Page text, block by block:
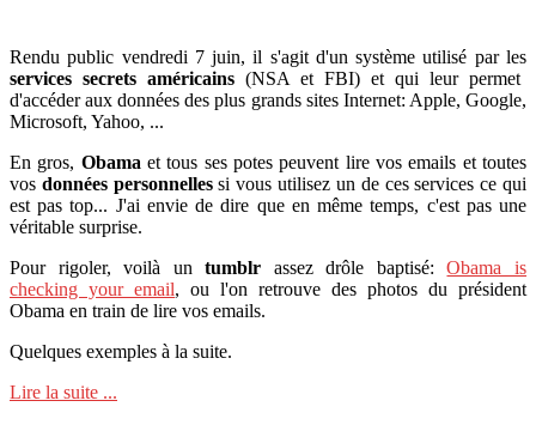
Rendu public vendredi 7 juin, il s'agit d'un système utilisé par les
services secrets américains (NSA et FBI) et qui leur permet
d'accéder aux données des plus grands sites Internet: Apple, Google,
Microsoft, Yahoo, ...
En gros, Obamaet tous ses potes peuvent lire vos emails et toutes
vos données personnellessi vous utilisez un de ces services ce qui
est pas top... J'ai envie de dire que en même temps, c'est pas une
véritable surprise.
Pour rigoler, voilà untumblr assez drôle baptisé:Obama is
checking your email, ou l'on retrouve des photos du président
Obama en train de lire vos emails.
Quelques exemples à la suite.
Lire la suite ...